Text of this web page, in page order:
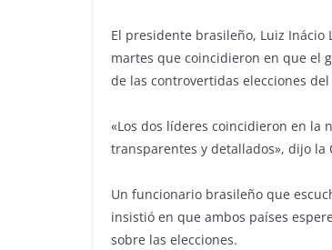
El presidente brasileño, Luiz Inácio
martes que coincidieron en que el
de las controvertidas elecciones
«Los dos líderes coincidieron en la
transparentes y detallados», dijo la
Un funcionario brasileño que
insistió en que ambos países
sobre las elecciones.